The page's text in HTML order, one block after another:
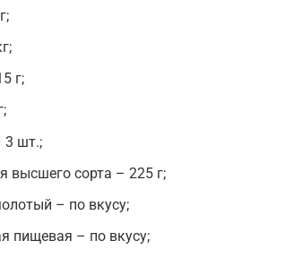
г;
3 шт.;
высшего сорта – 225 г;
– по вкусу;
пищевая – по вкусу;